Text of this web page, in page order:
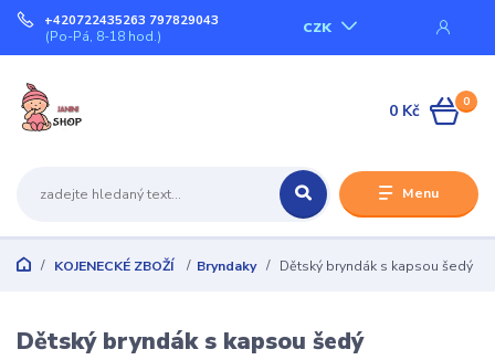
Menu
CZK
+420722435263 797829043
(Po-Pá, 8-18 hod.)
0
0 Kč
KOJENECKÉ ZBOŽÍ Bryndaky Dětský bryndák s kapsou šedý
Dětský bryndák s kapsou šedý